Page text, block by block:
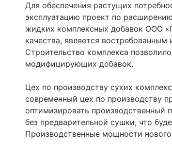
Для обеспечения растущих
эксплуатацию проект по
жидких комплексных добавок ООО
качества, является
Строительство комплекса
модифицирующих добавок.
Цех по производству сухих
современный цех по производству
оптимизировать производственный
без предварительной сушки, что
Производственные мощности